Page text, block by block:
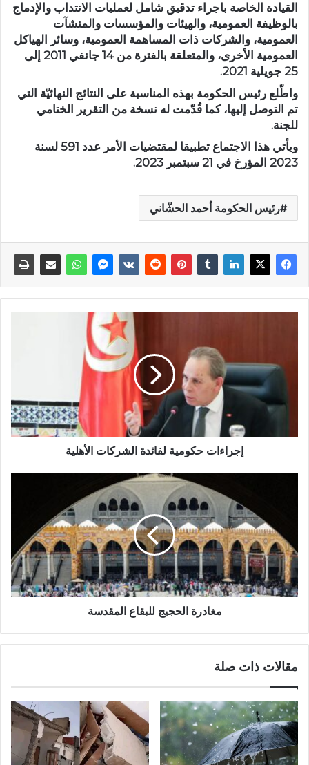
القيادة الخاصة باجراء تدقيق شامل لعمليات الانتداب والإدماج
بالوظيفة العمومية، والهيئات والمؤسسات والمنشآت
العمومية، والشركات ذات المساهمة العمومية، وسائر الهياكل
العمومية الأخرى، والمتعلقة بالفترة من 14 جانفي 2011 إلى
25 جويلية 2021.
واطّلع رئيس الحكومة بهذه المناسبة على النتائج النهائيّة التي
تم التوصل إليها، كما قُدّمت له نسخة من التقرير الختامي
للجنة.
ويأتي هذا الاجتماع تطبيقا لمقتضيات الأمر عدد 591 لسنة
2023 المؤرخ في 21 سبتمبر 2023.
رئيس الحكومة أحمد الحشّاني
إجراءات حكومية لفائدة الشركات الأهلية
مغادرة الحجيج للبقاع المقدسة
مقالات ذات صلة